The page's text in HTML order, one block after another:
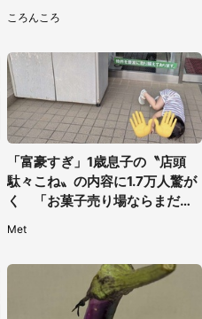
のは地元だけ？本社に聞く
ころんころ
「富豪すぎ」1歳息子の〝店頭
駄々こね〟の内容に1.7万人驚が
く 「お菓子売り場ならまだし
Met